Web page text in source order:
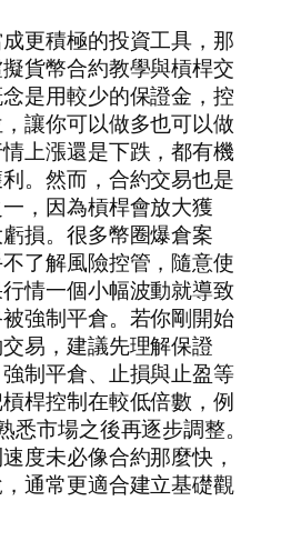
更積極的投資工具，那
貨幣合約教學與槓桿交
是用較少的保證金，控
讓你可以做多也可以做
上漲還是下跌，都有機
。然而，合約交易也是
，因為槓桿會放大獲
損。很多幣圈爆倉案
了解風險控管，隨意使
情一個小幅波動就導致
強制平倉。若你剛開始
易，建議先理解保證
制平倉、止損與止盈等
桿控制在較低倍數，例
悉市場之後再逐步調整。
度未必像合約那麼快，
通常更適合建立基礎觀